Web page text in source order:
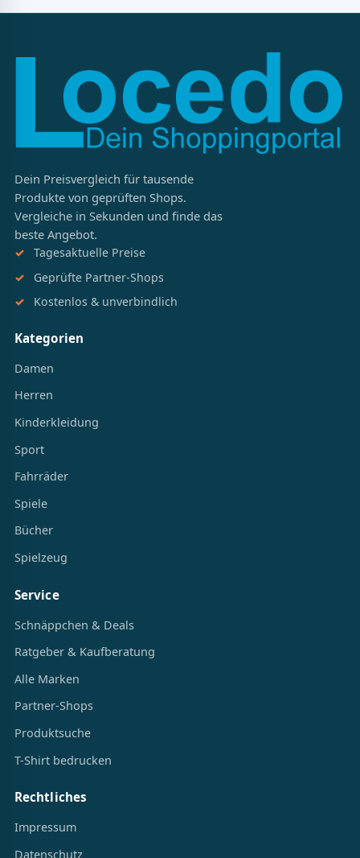
Dein Preisvergleich für tausende
Produkte von geprüften Shops.
Vergleiche in Sekunden und finde das
beste Angebot.
Tagesaktuelle Preise
Geprüfte Partner-Shops
Kostenlos & unverbindlich
Kategorien
Damen
Herren
Kinderkleidung
Sport
Fahrräder
Spiele
Bücher
Spielzeug
Service
Schnäppchen & Deals
Ratgeber & Kaufberatung
Alle Marken
Partner-Shops
Produktsuche
T-Shirt bedrucken
Rechtliches
Impressum
Datenschutz